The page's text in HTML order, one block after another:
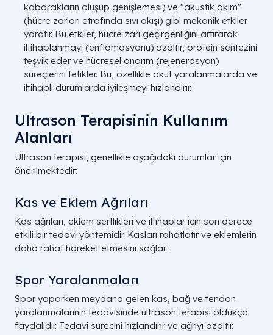
kabarcıkların oluşup genişlemesi) ve "akustik akım"
(hücre zarları etrafında sıvı akışı) gibi mekanik etkiler
yaratır. Bu etkiler, hücre zarı geçirgenliğini artırarak
iltihaplanmayı (enflamasyonu) azaltır, protein sentezini
teşvik eder ve hücresel onarım (rejenerasyon)
süreçlerini tetikler. Bu, özellikle akut yaralanmalarda ve
iltihaplı durumlarda iyileşmeyi hızlandırır.
Ultrason Terapisinin Kullanım
Alanları
Ultrason terapisi, genellikle aşağıdaki durumlar için
önerilmektedir:
Kas ve Eklem Ağrıları
Kas ağrıları, eklem sertlikleri ve iltihaplar için son derece
etkili bir tedavi yöntemidir. Kasları rahatlatır ve eklemlerin
daha rahat hareket etmesini sağlar.
Spor Yaralanmaları
Spor yaparken meydana gelen kas, bağ ve tendon
yaralanmalarının tedavisinde ultrason terapisi oldukça
faydalıdır. Tedavi sürecini hızlandırır ve ağrıyı azaltır.